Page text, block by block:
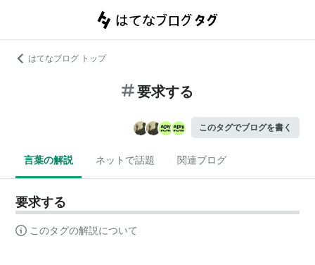
はてなブログ トップ
要求する
このタグでブログを書く
言葉の解説 ネットで話題 関連ブログ
要求する
このタグの解説について